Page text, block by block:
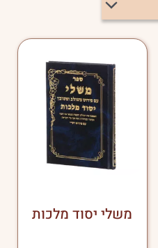
משלי יסוד מלכות